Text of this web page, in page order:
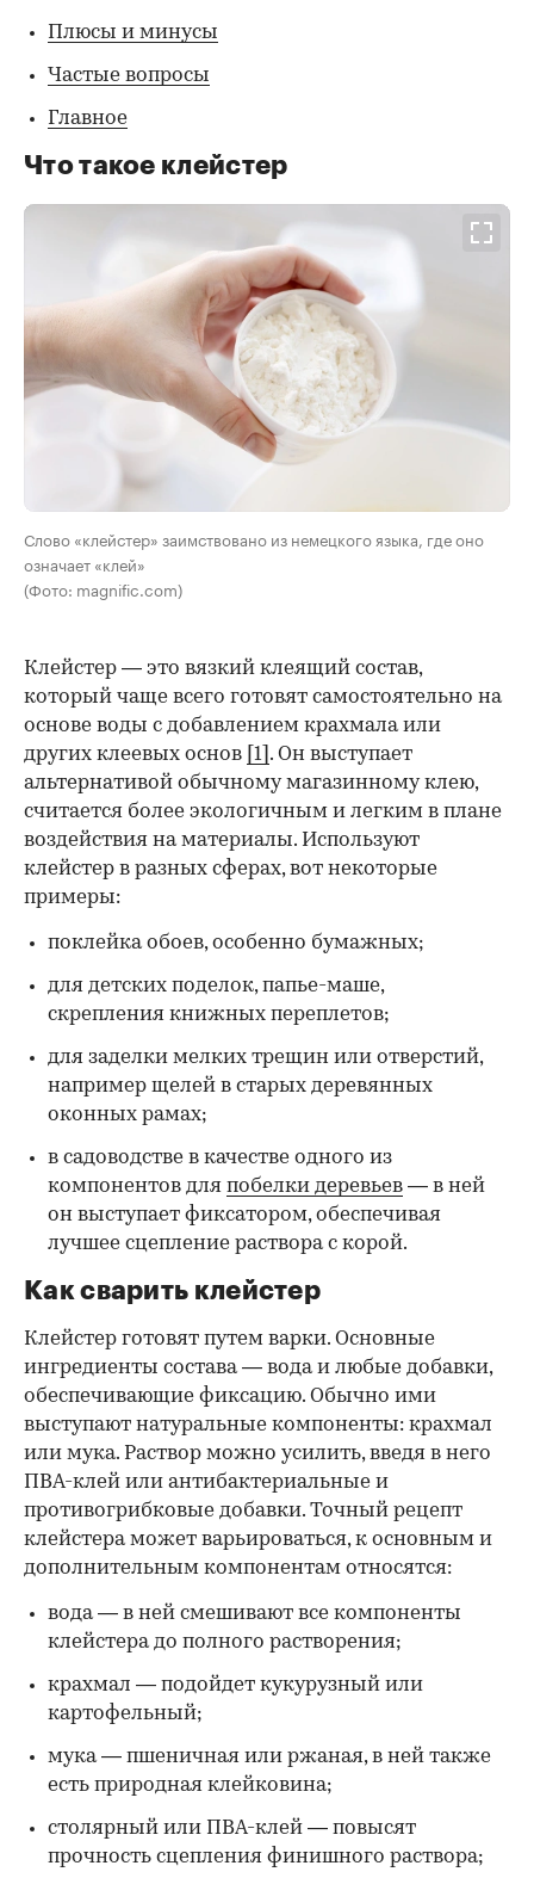
Плюсы и минусы
Частые вопросы
Главное
Что такое клейстер
Слово «клейстер» заимствовано из немецкого языка, где оно
означает «клей»
(Фото: magnific.com)
00:00 / 00:00
Клейстер — это вязкий клеящий состав,
который чаще всего готовят самостоятельно на
основе воды с добавлением крахмала или
других клеевых основ [1] . Он выступает
альтернативой обычному магазинному клею,
считается более экологичным и легким в плане
воздействия на материалы. Используют
клейстер в разных сферах, вот некоторые
примеры:
поклейка обоев, особенно бумажных;
для детских поделок, папье-маше,
скрепления книжных переплетов;
для заделки мелких трещин или отверстий,
например щелей в старых деревянных
оконных рамах;
в садоводстве в качестве одного из
компонентов для побелки деревьев — в ней
он выступает фиксатором, обеспечивая
лучшее сцепление раствора с корой.
Как сварить клейстер
Клейстер готовят путем варки. Основные
ингредиенты состава — вода и любые добавки,
обеспечивающие фиксацию. Обычно ими
выступают натуральные компоненты: крахмал
или мука. Раствор можно усилить, введя в него
ПВА-клей или антибактериальные и
противогрибковые добавки. Точный рецепт
клейстера может варьироваться, к основным и
дополнительным компонентам относятся:
вода — в ней смешивают все компоненты
клейстера до полного растворения;
крахмал — подойдет кукурузный или
картофельный;
мука — пшеничная или ржаная, в ней также
есть природная клейковина;
столярный или ПВА-клей — повысят
прочность сцепления финишного раствора;